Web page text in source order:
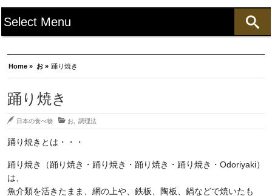
Home » お » 踊り焼き
踊り焼き
日本の食べ物 お 調理法
踊り焼きとは・・・
踊り焼き（踊り焼き・踊り焼き・踊り焼き・踊り焼き・Odoriyaki）
は、
魚介類を活きたまま、網の上や、鉄板、陶板、鍋などで焼いたも